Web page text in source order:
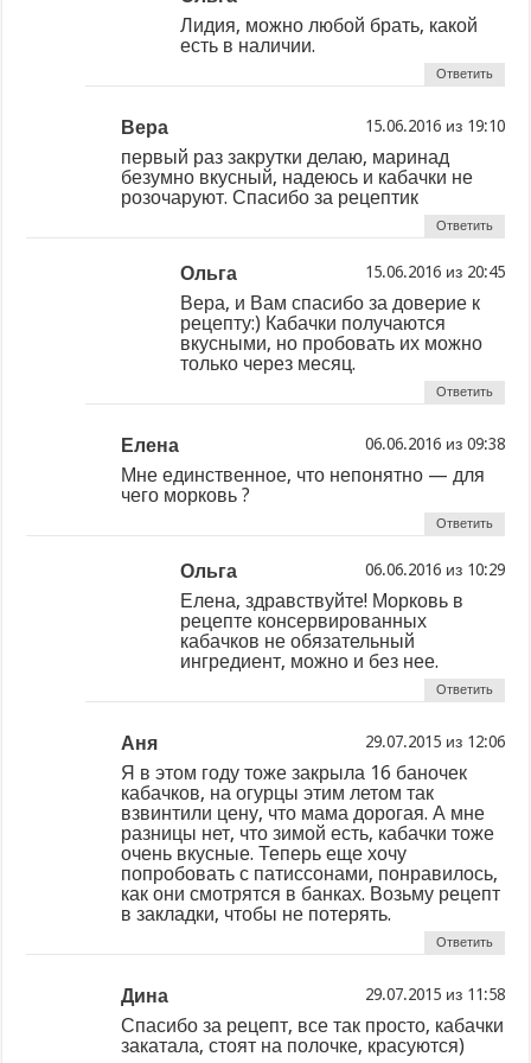
Лидия, можно любой брать, какой
есть в наличии.
Ответить
Вера из
первый раз закрутки делаю, маринад
безумно вкусный, надеюсь и кабачки не
розочаруют. Спасибо за рецептик
Ответить
Ольга из
Вера, и Вам спасибо за доверие к
рецепту:) Кабачки получаются
вкусными, но пробовать их можно
только через месяц.
Ответить
Елена из
Мне единственное, что непонятно — для
чего морковь ?
Ответить
Ольга из
Елена, здравствуйте! Морковь в
рецепте консервированных
кабачков не обязательный
ингредиент, можно и без нее.
Ответить
Аня из
Я в этом году тоже закрыла 16 баночек
кабачков, на огурцы этим летом так
взвинтили цену, что мама дорогая. А мне
разницы нет, что зимой есть, кабачки тоже
очень вкусные. Теперь еще хочу
попробовать с патиссонами, понравилось,
как они смотрятся в банках. Возьму рецепт
в закладки, чтобы не потерять.
Ответить
Дина из
Спасибо за рецепт, все так просто, кабачки
закатала, стоят на полочке, красуются)